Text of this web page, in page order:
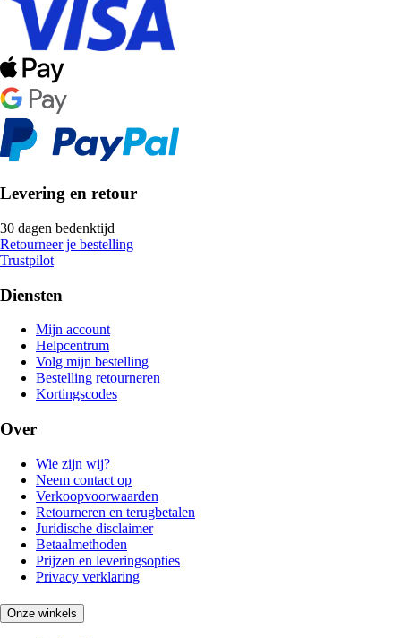
Levering en retour
30 dagen bedenktijd
Retourneer je bestelling
Trustpilot
Diensten
Mijn account
Helpcentrum
Volg mijn bestelling
Bestelling retourneren
Kortingscodes
Over
Wie zijn wij?
Neem contact op
Verkoopvoorwaarden
Retourneren en terugbetalen
Juridische disclaimer
Betaalmethoden
Prijzen en leveringsopties
Privacy verklaring
Onze winkels